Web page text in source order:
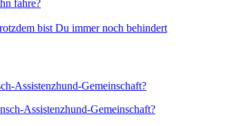
fahre?
bist Du immer noch behindert
Assistenzhund-Gemeinschaft?
Assistenzhund-Gemeinschaft?